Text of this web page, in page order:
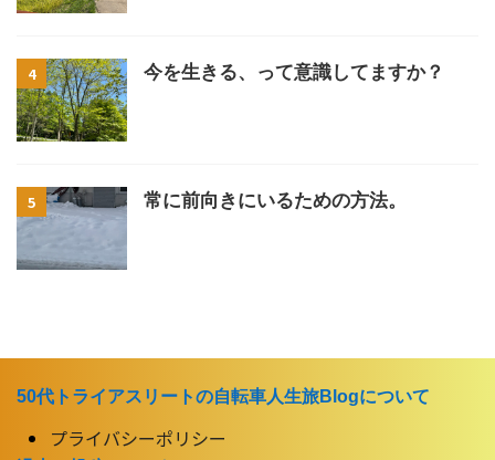
4 今を生きる、って意識してますか？
5 常に前向きにいるための方法。
50代トライアスリートの自転車人生旅Blogについて
プライバシーポリシー